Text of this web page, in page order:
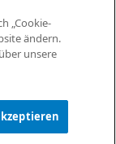
„Cookie-
ändern.
unsere